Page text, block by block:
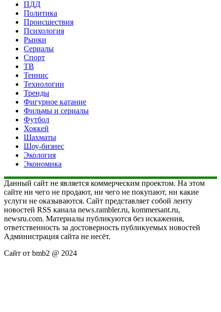
ПДД
Политика
Происшествия
Психология
Рынки
Сериалы
Спорт
ТВ
Теннис
Технологии
Тренды
Фигурное катание
Фильмы и сериалы
Футбол
Хоккей
Шахматы
Шоу-бизнес
Экология
Экономика
Данный сайт не является коммерческим проектом. На этом
сайте ни чего не продают, ни чего не покупают, ни какие
услуги не оказываются. Сайт представляет собой ленту
новостей RSS канала news.rambler.ru, kommersant.ru,
newsru.com. Материалы публикуются без искажения,
ответственность за достоверность публикуемых новостей
Администрация сайта не несёт.
Сайт от bmb2 @ 2024